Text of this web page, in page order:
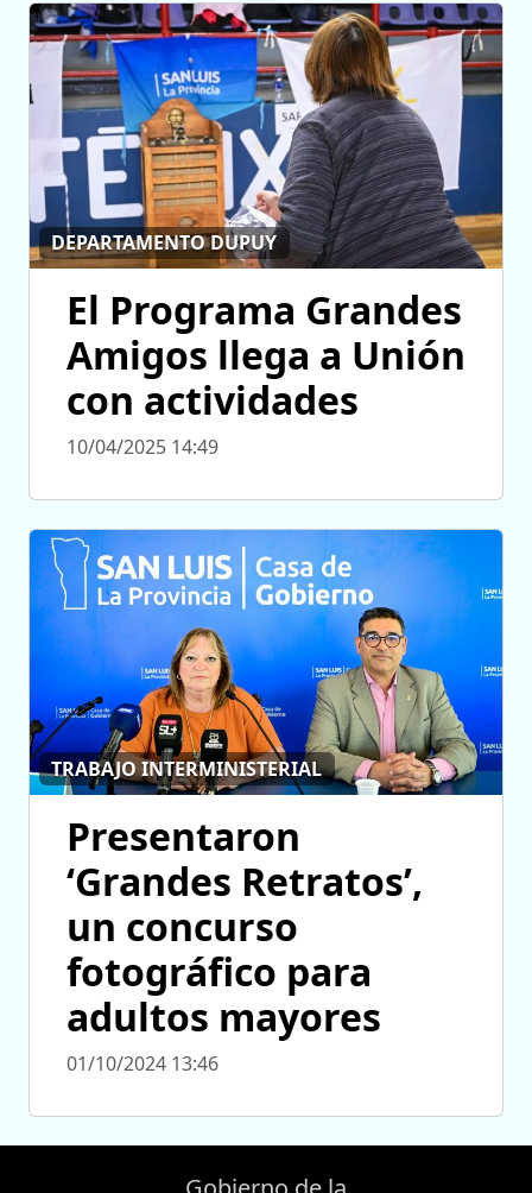
DEPARTAMENTO DUPUY
El Programa Grandes
Amigos llega a Unión
con actividades
10/04/2025 14:49
TRABAJO INTERMINISTERIAL
Presentaron
‘Grandes Retratos’,
un concurso
fotográfico para
adultos mayores
01/10/2024 13:46